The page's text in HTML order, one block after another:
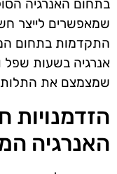
בתחום האנרגיה
שמאפשרים לייצר
התקדמות בתחום
אנרגיה בשעות
שמצמצם את התלות
האנרגיה